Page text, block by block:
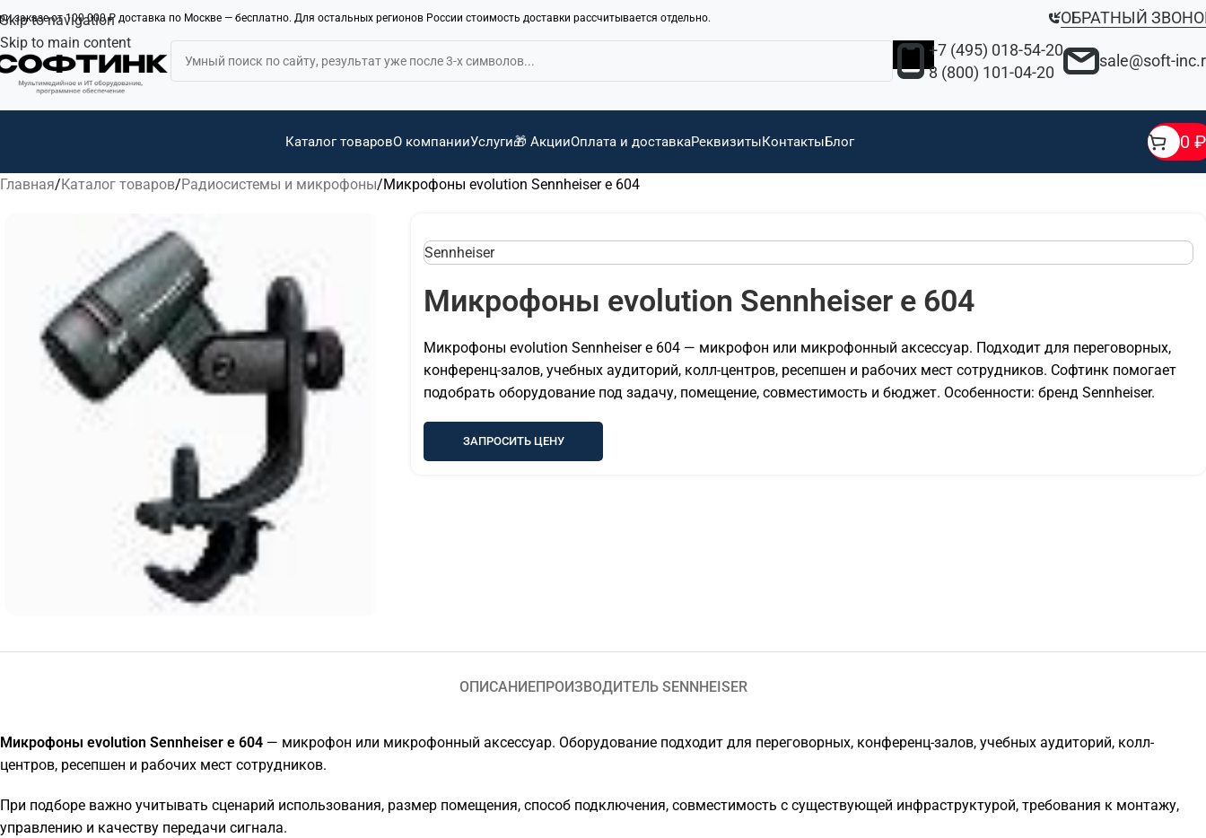
Skip to navigation
Skip to main content
заказе от 100 000 ₽ доставка по Москве — бесплатно. Для остальных регионов России стоимость доставки рассчитывается отдельно.
ОБРАТНЫЙ
+7 (495) 018-54-20
8 (800) 101-04-20
sale@soft-
Каталог товаровО компанииУслуги🎁 АкцииОплата и доставкаРеквизитыКонтактыБлог 0 ₽
Главная Каталог товаров Радиосистемы и микрофоны Микрофоны evolution Sennheiser e 604
Sennheiser
Микрофоны evolution Sennheiser e 604
Микрофоны evolution Sennheiser e 604 — микрофон или микрофонный аксессуар. Подходит для переговорных,
конференц-залов, учебных аудиторий, колл-центров, ресепшен и рабочих мест сотрудников. Софтинк помогает
подобрать оборудование под задачу, помещение, совместимость и бюджет. Особенности: бренд Sennheiser.
ЗАПРОСИТЬ ЦЕНУ
ОПИСАНИЕПРОИЗВОДИТЕЛЬ SENNHEISER
Микрофоны evolution Sennheiser e 604 — микрофон или микрофонный аксессуар. Оборудование подходит для переговорных, конференц-залов, учебных аудиторий, колл-
центров, ресепшен и рабочих мест сотрудников.
При подборе важно учитывать сценарий использования, размер помещения, способ подключения, совместимость с существующей инфраструктурой, требования к монтажу,
управлению и качеству передачи сигнала.